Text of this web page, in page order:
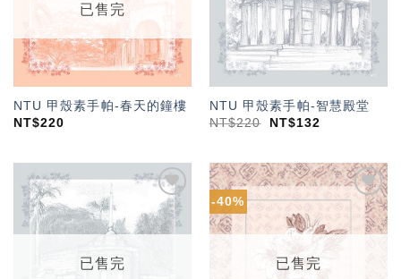
已售完
NTU 甲殼素手帕-春天的鐘樓
NT$220
NTU 甲殼素手帕-智慧殿堂
NT$220 NT$132
加入
「願
望輕
已售完
-40%
加入
「願
望輕
已售完